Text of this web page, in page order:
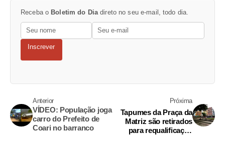
Receba o Boletim do Diadireto no seu e-mail, todo dia.
Inscrever
Anterior
VÍDEO: População joga
carro do Prefeito de
Coari no barranco
Próxima
Tapumes da Praça da
Matriz são retirados
para requalificação